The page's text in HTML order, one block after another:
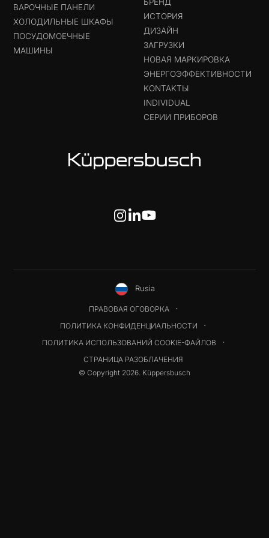
ВАРОЧНЫЕ ПАНЕЛИ
ХОЛОДИЛЬНЫЕ ШКАФЫ
ПОСУДОМОЕЧНЫЕ
МАШИНЫ
ИСТОРИЯ
ДИЗАЙН
ЗАГРУЗКИ
НОВАЯ МАРКИРОВКА
ЭНЕРГОЭФФЕКТИВНОСТИ
KONTAKTЫ
INDIVIDUAL
СЕРИИ ПРИБОРОВ
Rusia
ПРАВОВАЯ ОГОВОРКА
ПОЛИТИКА КОНФИДЕНЦИАЛЬНОСТИ
ПОЛИТИКА ИСПОЛЬЗОВАНИЙ COOKIE-ФАЙЛОВ
СТРАНИЦА РАЗОБЛАЧЕНИЯ
© Copyright 2026. Küppersbusch